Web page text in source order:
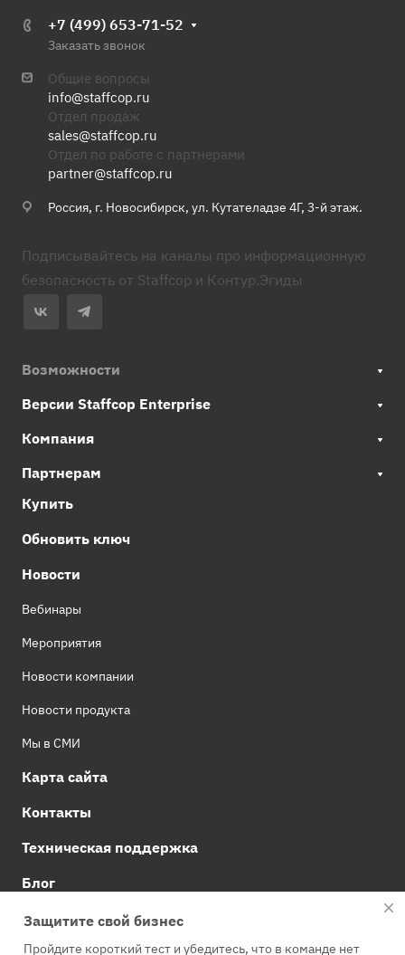
+7 (499) 653-71-52
Заказать звонок
Общие вопросы
info@staffcop.ru
Отдел продаж
sales@staffcop.ru
Отдел по работе с партнерами
partner@staffcop.ru
Россия, г. Новосибирск, ул. Кутателадзе 4Г, 3-й этаж.
Подписывайтесь на каналы про информационную
безопасность от Staffcop и Контур.Эгиды
Возможности
Версии Staffcop Enterprise
Компания
Партнерам
Купить
Обновить ключ
Новости
Вебинары
Мероприятия
Новости компании
Новости продукта
Мы в СМИ
Карта сайта
Контакты
Техническая поддержка
Блог
Документация Staffcop Enterprise
Защитите свой бизнес
Пройдите короткий тест и убедитесь, что в команде нет